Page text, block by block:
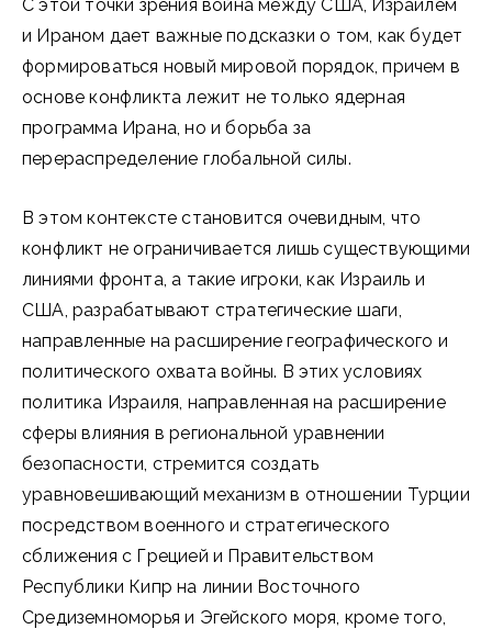
С этой точки зрения война между США, Израилем
и Ираном дает важные подсказки о том, как будет
формироваться новый мировой порядок, причем в
основе конфликта лежит не только ядерная
программа Ирана, но и борьба за
перераспределение глобальной силы.
В этом контексте становится очевидным, что
конфликт не ограничивается лишь существующими
линиями фронта, а такие игроки, как Израиль и
США, разрабатывают стратегические шаги,
направленные на расширение географического и
политического охвата войны. В этих условиях
политика Израиля, направленная на расширение
сферы влияния в региональной уравнении
безопасности, стремится создать
уравновешивающий механизм в отношении Турции
посредством военного и стратегического
сближения с Грецией и Правительством
Республики Кипр на линии Восточного
Средиземноморья и Эгейского моря, кроме того,